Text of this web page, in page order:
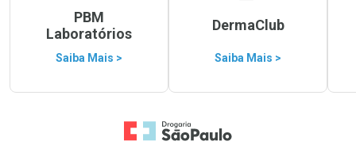
PBM
Laboratórios
Saiba Mais >
DermaClub
Saiba Mais >
Ir para a Home